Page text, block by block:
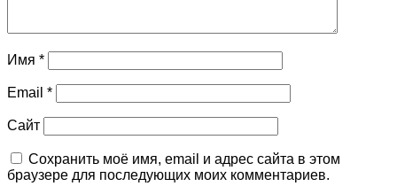
Имя *
Email *
Сайт
Сохранить моё имя, email и адрес сайта в этом
браузере для последующих моих комментариев.